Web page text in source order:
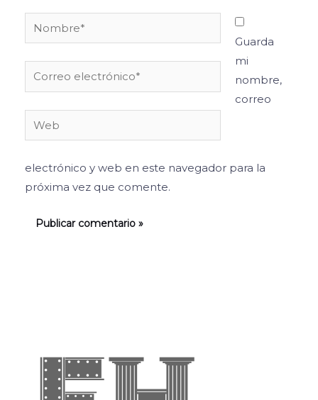
Nombre*
Correo
electrónico*
Web
Guarda
mi
nombre,
correo
electrónico y web en este navegador para la
próxima vez que comente.